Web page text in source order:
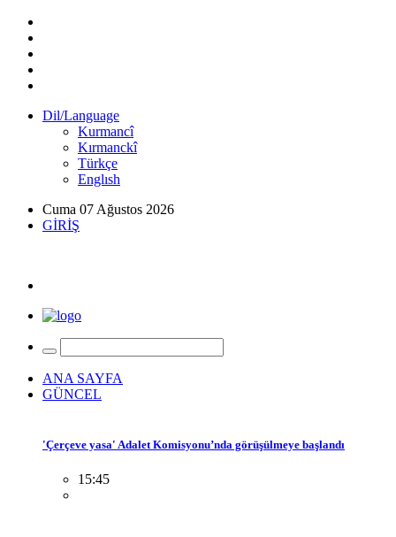
Dil/Language
Kurmancî
Kırmanckî
Türkçe
Englısh
Cuma 07 Ağustos 2026
GİRİŞ
ANA SAYFA
GÜNCEL
'Çerçeve yasa' Adalet Komisyonu’nda görüşülmeye başlandı
15:45